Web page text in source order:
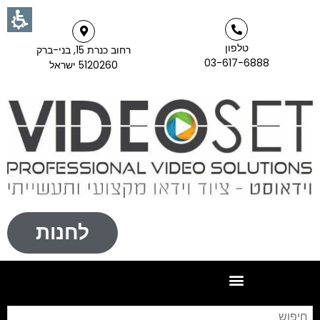
טלפון
03-617-6888
רחוב כנרת 15, בני-ברק
5120260 ישראל
לחנות